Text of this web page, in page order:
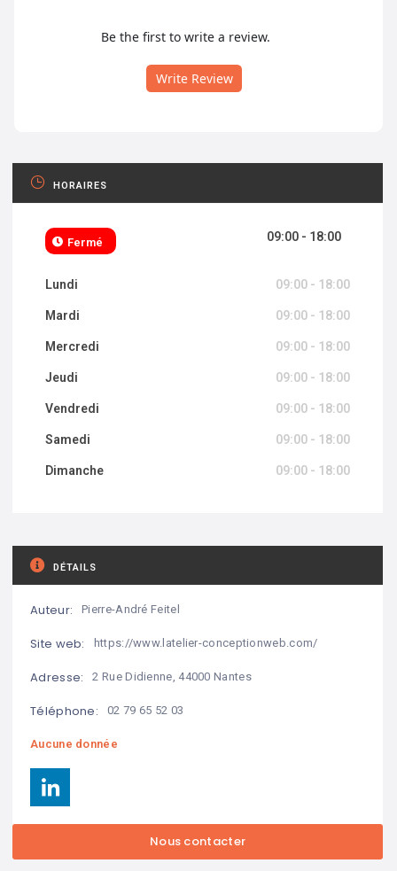
Be the first to write a review.
Write Review
HORAIRES
Fermé 09:00 - 18:00
Lundi 09:00 - 18:00
Mardi 09:00 - 18:00
Mercredi 09:00 - 18:00
Jeudi 09:00 - 18:00
Vendredi 09:00 - 18:00
Samedi 09:00 - 18:00
Dimanche 09:00 - 18:00
DÉTAILS
Auteur: Pierre-André Feitel
Site web: https://www.latelier-conceptionweb.com/
Adresse: 2 Rue Didienne, 44000 Nantes
Téléphone: ‪02 79 65 52 03‬
Aucune donnée